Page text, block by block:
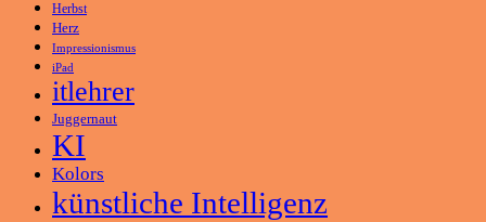
Herbst
Herz
Impressionismus
iPad
itlehrer
Juggernaut
KI
Kolors
künstliche Intelligenz